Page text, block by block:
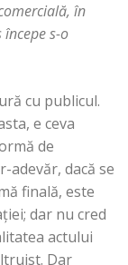
în
s-o
cu publicul.
e ceva
de
adevăr, dacă se
finală, este
dar nu cred
actului
Dar